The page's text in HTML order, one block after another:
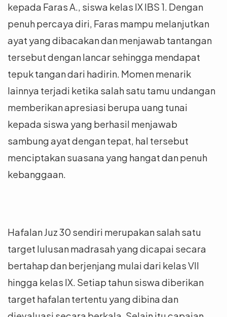
kepada Faras A., siswa kelas IX IBS 1. Dengan
penuh percaya diri, Faras mampu melanjutkan
ayat yang dibacakan dan menjawab tantangan
tersebut dengan lancar sehingga mendapat
tepuk tangan dari hadirin. Momen menarik
lainnya terjadi ketika salah satu tamu undangan
memberikan apresiasi berupa uang tunai
kepada siswa yang berhasil menjawab
sambung ayat dengan tepat, hal tersebut
menciptakan suasana yang hangat dan penuh
kebanggaan.
Hafalan Juz 30 sendiri merupakan salah satu
target lulusan madrasah yang dicapai secara
bertahap dan berjenjang mulai dari kelas VII
hingga kelas IX. Setiap tahun siswa diberikan
target hafalan tertentu yang dibina dan